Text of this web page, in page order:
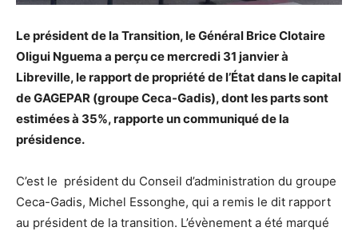
Le président de la Transition, le Général Brice Clotaire
Oligui Nguema a perçu ce mercredi 31 janvier à
Libreville, le rapport de propriété de l’État dans le capital
de GAGEPAR (groupe Ceca-Gadis), dont les parts sont
estimées à 35%, rapporte un communiqué de la
présidence.
C’est le président du Conseil d’administration du groupe
Ceca-Gadis, Michel Essonghe, qui a remis le dit rapport
au président de la transition. L’évènement a été marqué